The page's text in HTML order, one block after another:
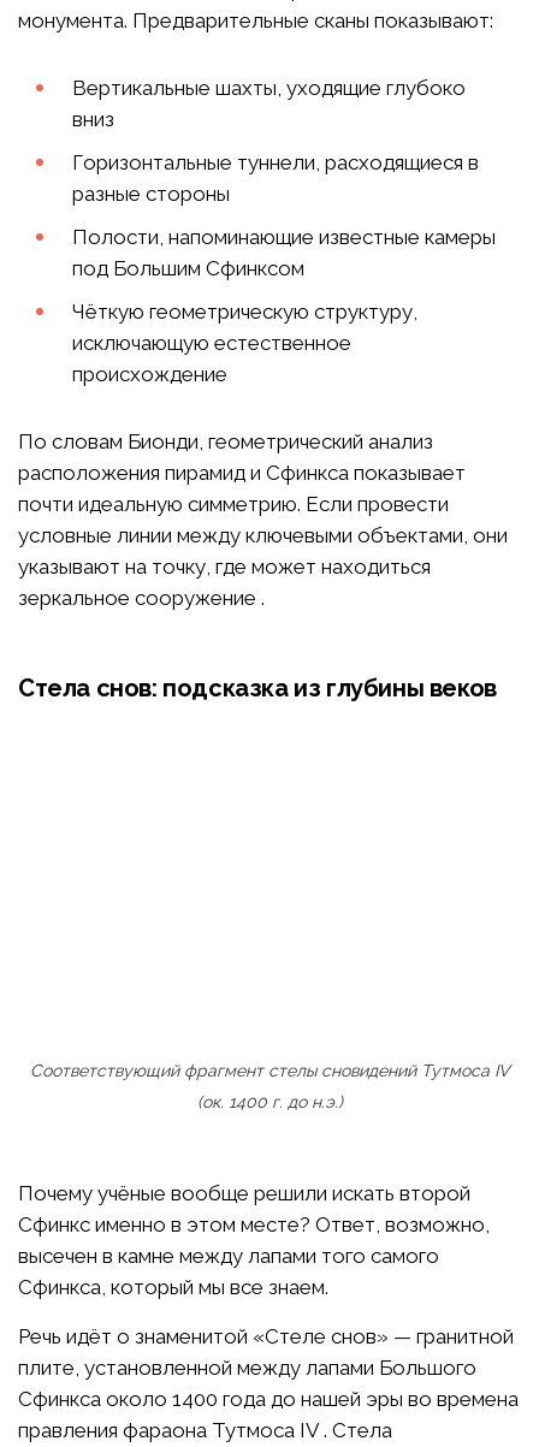
монумента. Предварительные сканы показывают:
Вертикальные шахты, уходящие глубоко
вниз
Горизонтальные туннели, расходящиеся в
разные стороны
Полости, напоминающие известные камеры
под Большим Сфинксом
Чёткую геометрическую структуру,
исключающую естественное
происхождение
По словам Бионди, геометрический анализ
расположения пирамид и Сфинкса показывает
почти идеальную симметрию. Если провести
условные линии между ключевыми объектами, они
указывают на точку, где может находиться
зеркальное сооружение .
Стела снов: подсказка из глубины веков
Соответствующий фрагмент стелы сновидений Тутмоса IV
(ок. 1400 г. до н.э.)
Почему учёные вообще решили искать второй
Сфинкс именно в этом месте? Ответ, возможно,
высечен в камне между лапами того самого
Сфинкса, который мы все знаем.
Речь идёт о знаменитой «Стеле снов» — гранитной
плите, установленной между лапами Большого
Сфинкса около 1400 года до нашей эры во времена
правления фараона Тутмоса IV . Стела